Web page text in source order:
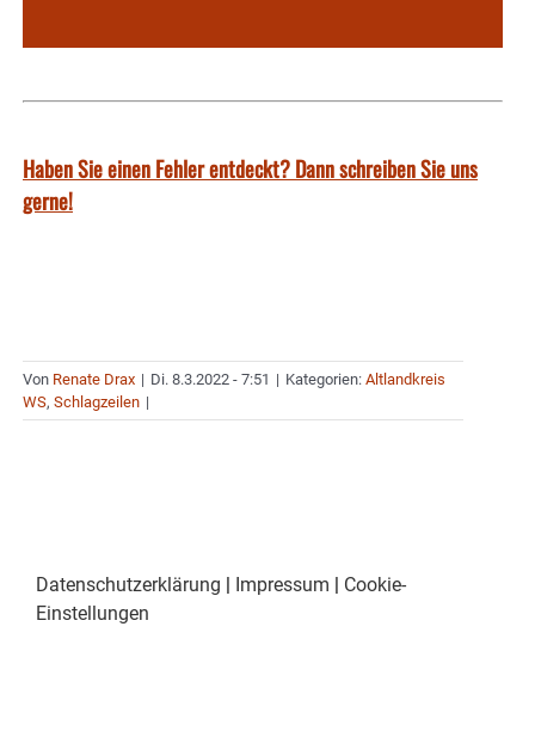
Haben Sie einen Fehler entdeckt? Dann schreiben Sie uns
gerne!
Von Renate Drax | Di. 8.3.2022 - 7:51 | Kategorien: Altlandkreis
WS, Schlagzeilen |
Datenschutzerklärung | Impressum | Cookie-
Einstellungen